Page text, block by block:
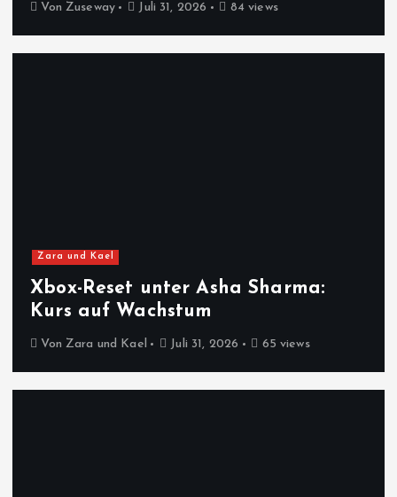
Von Zuseway Juli 31, 2026 84 views
Zara und Kael
Xbox-Reset unter Asha Sharma:
Kurs auf Wachstum
Von Zara und Kael Juli 31, 2026 65 views